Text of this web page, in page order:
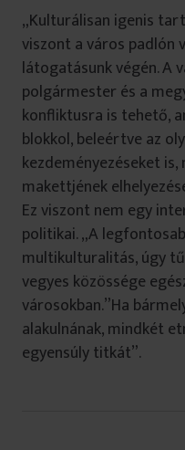
„Kulturálisan igenis
viszont a város padlón
látogatásunk végén. A
polgármester és a
konfliktusra is tehető,
blokkol, beleértve az
kezdeményezéseket
makettjének
Ez viszont nem egy
politikai. „A
multikulturalitás, úgy
vegyes közössége
városokban.”Ha
alakulnának, mindkét
egyensúly titkát”.